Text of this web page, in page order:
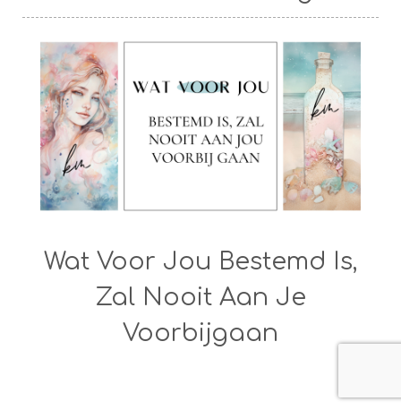
Wat Voor Jou Bestemd Is,
Zal Nooit Aan Je
Voorbijgaan